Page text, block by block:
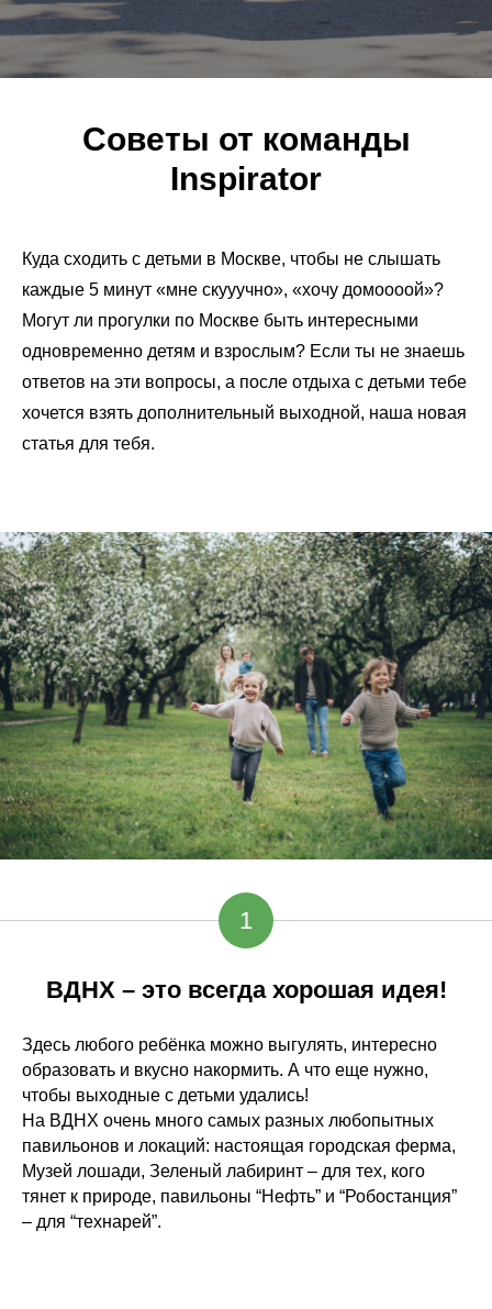
Советы от команды
Inspirator
Куда сходить с детьми в Москве, чтобы не слышать
каждые 5 минут «мне скууучно», «хочу домоооой»?
Могут ли прогулки по Москве быть интересными
одновременно детям и взрослым? Если ты не знаешь
ответов на эти вопросы, а после отдыха с детьми тебе
хочется взять дополнительный выходной, наша новая
статья для тебя.
1
ВДНХ – это всегда хорошая идея!
Здесь любого ребёнка можно выгулять, интересно
образовать и вкусно накормить. А что еще нужно,
чтобы выходные с детьми удались!
На ВДНХ очень много самых разных любопытных
павильонов и локаций: настоящая городская ферма,
Музей лошади, Зеленый лабиринт – для тех, кого
тянет к природе, павильоны “Нефть” и “Робостанция”
– для “технарей”.